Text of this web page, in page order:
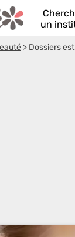
un
> Dossiers